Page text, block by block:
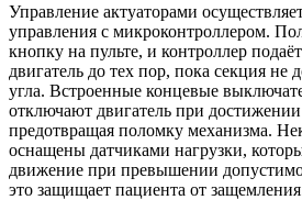
Управление актуаторами
управления с микроконтроллером.
кнопку на пульте, и контроллер
двигатель до тех пор, пока секция не
угла. Встроенные концевые
отключают двигатель при
предотвращая поломку механизма.
оснащены датчиками нагрузки,
движение при превышении
это защищает пациента от